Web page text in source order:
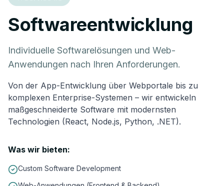
Softwareentwicklung
Individuelle Softwarelösungen und Web-
Anwendungen nach Ihren Anforderungen.
Von der App-Entwicklung über Webportale bis zu
komplexen Enterprise-Systemen – wir entwickeln
maßgeschneiderte Software mit modernsten
Technologien (React, Node.js, Python, .NET).
Was wir bieten:
Custom Software Development